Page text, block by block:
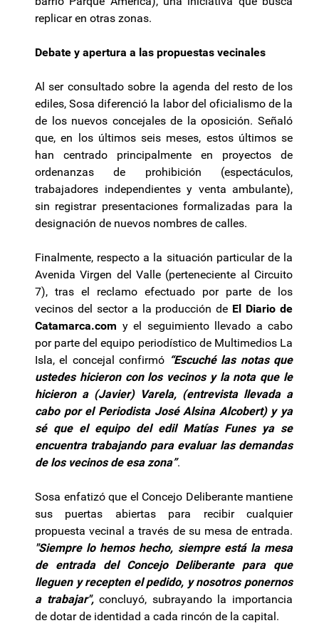
replicar en otras zonas.
Debate y apertura a las propuestas vecinales
Al ser consultado sobre la agenda del resto de los
ediles, Sosa diferenció la labor del oficialismo de la
de los nuevos concejales de la oposición. Señaló
que, en los últimos seis meses, estos últimos se
han centrado principalmente en proyectos de
ordenanzas de prohibición (espectáculos,
trabajadores independientes y venta ambulante),
sin registrar presentaciones formalizadas para la
designación de nuevos nombres de calles.
Finalmente, respecto a la situación particular de la
Avenida Virgen del Valle (perteneciente al Circuito
7), tras el reclamo efectuado por parte de los
vecinos del sector a la producción de El Diario de
Catamarca.com y el seguimiento llevado a cabo
por parte del equipo periodístico de Multimedios La
Isla, el concejal confirmó “Escuché las notas que
ustedes hicieron con los vecinos y la nota que le
hicieron a (Javier) Varela, (entrevista llevada a
cabo por el Periodista José Alsina Alcobert) y ya
sé que el equipo del edil Matías Funes ya se
encuentra trabajando para evaluar las demandas
de los vecinos de esa zona”.
Sosa enfatizó que el Concejo Deliberante mantiene
sus puertas abiertas para recibir cualquier
propuesta vecinal a través de su mesa de entrada.
"Siempre lo hemos hecho, siempre está la mesa
de entrada del Concejo Deliberante para que
lleguen y recepten el pedido, y nosotros ponernos
a trabajar",concluyó, subrayando la importancia
de dotar de identidad a cada rincón de la capital.